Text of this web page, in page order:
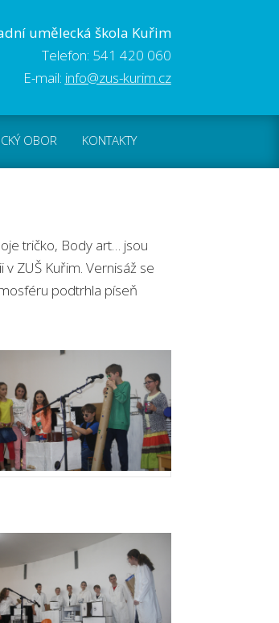
umělecká škola Kuřim
Telefon: 541 420 060
E-mail: info@zus-kurim.cz
OBOR KONTAKTY
tričko, Body art… jsou
ZUŠ Kuřim. Vernisáž se
podtrhla píseň